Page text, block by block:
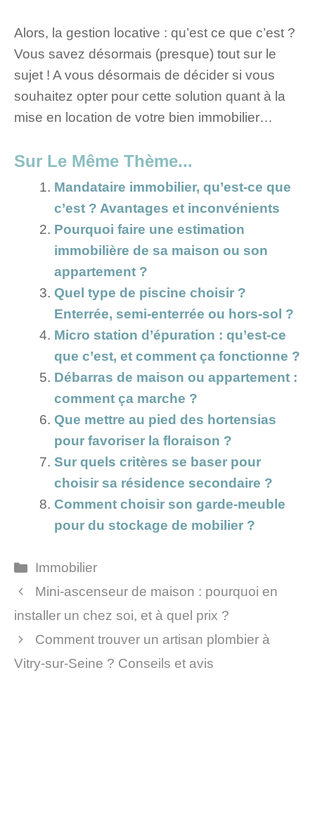
Alors, la gestion locative : qu’est ce que c’est ?
Vous savez désormais (presque) tout sur le
sujet ! A vous désormais de décider si vous
souhaitez opter pour cette solution quant à la
mise en location de votre bien immobilier…
Sur Le Même Thème...
Mandataire immobilier, qu’est-ce que
c’est ? Avantages et inconvénients
Pourquoi faire une estimation
immobilière de sa maison ou son
appartement ?
Quel type de piscine choisir ?
Enterrée, semi-enterrée ou hors-sol ?
Micro station d’épuration : qu’est-ce
que c’est, et comment ça fonctionne ?
Débarras de maison ou appartement :
comment ça marche ?
Que mettre au pied des hortensias
pour favoriser la floraison ?
Sur quels critères se baser pour
choisir sa résidence secondaire ?
Comment choisir son garde-meuble
pour du stockage de mobilier ?
Catégories
Immobilier
Mini-ascenseur de maison : pourquoi en
installer un chez soi, et à quel prix ?
Comment trouver un artisan plombier à
Vitry-sur-Seine ? Conseils et avis